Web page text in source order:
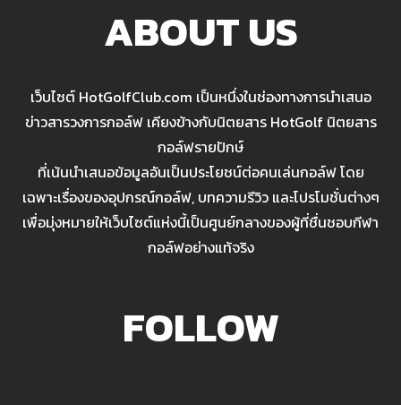
ABOUT US
เว็บไซต์ HotGolfClub.com เป็นหนึ่งในช่องทางการนำเสนอ
ข่าวสารวงการกอล์ฟ เคียงข้างกับนิตยสาร HotGolf นิตยสาร
กอล์ฟรายปักษ์
ที่เน้นนำเสนอข้อมูลอันเป็นประโยชน์ต่อคนเล่นกอล์ฟ โดย
เฉพาะเรื่องของอุปกรณ์กอล์ฟ, บทความรีวิว และโปรโมชั่นต่างๆ
เพื่อมุ่งหมายให้เว็บไซต์แห่งนี้เป็นศูนย์กลางของผู้ที่ชื่นชอบกีฬา
กอล์ฟอย่างแท้จริง
FOLLOW